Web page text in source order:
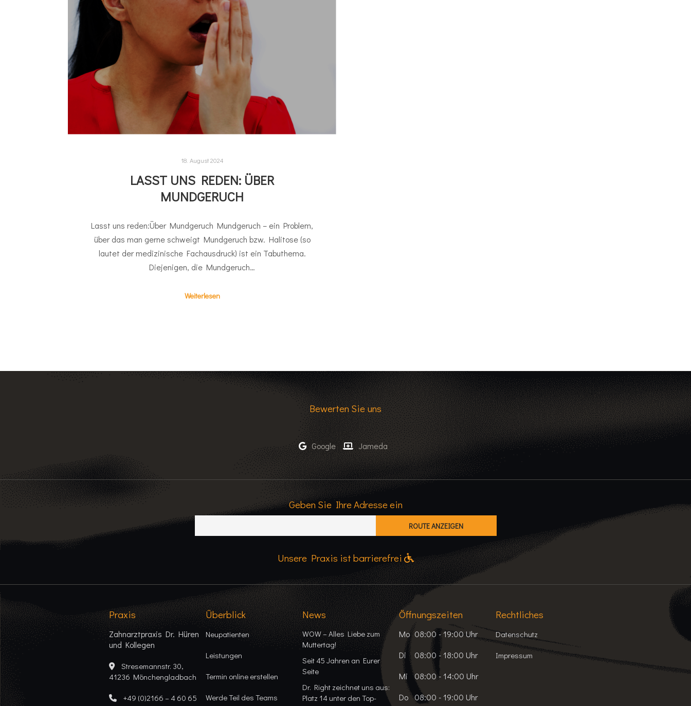
18. August 2024
LASST UNS REDEN: ÜBER
MUNDGERUCH
Lasst uns reden:Über Mundgeruch Mundgeruch – ein Problem,
über das man gerne schweigt Mundgeruch bzw. Halitose (so
lautet der medizinische Fachausdruck) ist ein Tabuthema.
Diejenigen, die Mundgeruch…
Weiterlesen
Bewerten Sie uns
Google Jameda
Geben Sie Ihre Adresse ein
Unsere Praxis ist barrierefrei
Praxis
Zahnarztpraxis Dr. Hüren
und Kollegen
Stresemannstr. 30,
41236 Mönchengladbach
+49 (0)2166 – 4 60 65
Überblick
Neupatienten
Leistungen
Termin online erstellen
Werde Teil des Teams
News
WOW – Alles Liebe zum
Muttertag!
Seit 45 Jahren an Eurer
Seite
Dr. Right zeichnet uns aus:
Platz 14 unter den Top-
Öffnungszeiten
Mo 08:00 - 19:00 Uhr
Di
08:00 - 18:00 Uhr
Mi
08:00 - 14:00 Uhr
Do 08:00 - 19:00 Uhr
Rechtliches
Datenschutz
Impressum